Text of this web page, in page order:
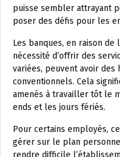
puisse sembler attrayant
poser des défis pour les
Les banques, en raison
nécessité d’offrir des
variées, peuvent avoir des
conventionnels. Cela
amenés à travailler tôt le
ends et les jours fériés.
Pour certains employés,
gérer sur le plan
rendre difficile